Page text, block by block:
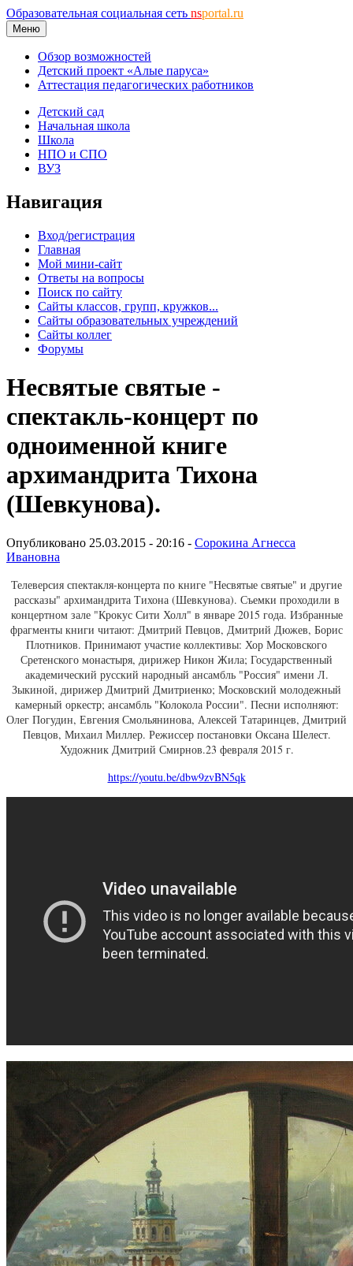
Образовательная социальная сеть nsportal.ru
Меню
Обзор возможностей
Детский проект «Алые паруса»
Аттестация педагогических работников
Детский сад
Начальная школа
Школа
НПО и СПО
ВУЗ
Навигация
Вход/регистрация
Главная
Мой мини-сайт
Ответы на вопросы
Поиск по сайту
Сайты классов, групп, кружков...
Сайты образовательных учреждений
Сайты коллег
Форумы
Несвятые святые -
спектакль-концерт по
одноименной книге
архимандрита Тихона
(Шевкунова).
Опубликовано 25.03.2015 - 20:16 - Сорокина Агнесса
Ивановна
Телеверсия спектакля-концерта по книге "Несвятые святые" и другие
рассказы" архимандрита Тихона (Шевкунова). Съемки проходили в
концертном зале "Крокус Сити Холл" в январе 2015 года. Избранные
фрагменты книги читают: Дмитрий Певцов, Дмитрий Дюжев, Борис
Плотников. Принимают участие коллективы: Хор Московского
Сретенского монастыря, дирижер Никон Жила; Государственный
академический русский народный ансамбль "Россия" имени Л.
Зыкиной, дирижер Дмитрий Дмитриенко; Московский молодежный
камерный оркестр; ансамбль "Колокола России". Песни исполняют:
Олег Погудин, Евгения Смольянинова, Алексей Татаринцев, Дмитрий
Певцов, Михаил Миллер. Режиссер постановки Оксана Шелест.
Художник Дмитрий Смирнов.23 февраля 2015 г.
https://youtu.be/dbw9zvBN5qk